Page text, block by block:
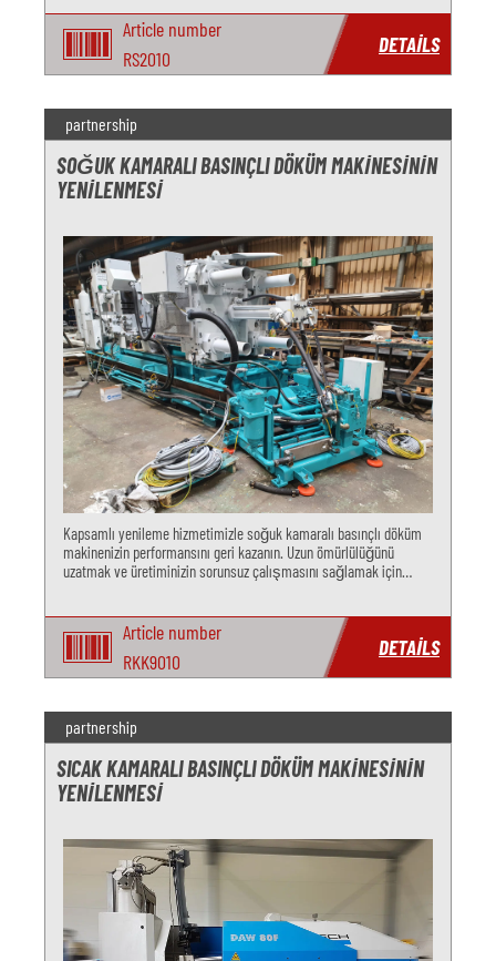
Article number
RS2010
DETAILS
partnership
SOĞUK KAMARALI BASINÇLI DÖKÜM MAKINESININ
YENILENMESI
Kapsamlı yenileme hizmetimizle soğuk kamaralı basınçlı döküm
makinenizin performansını geri kazanın. Uzun ömürlülüğünü
uzatmak ve üretiminizin sorunsuz çalışmasını sağlamak için
Article number
RKK9010
DETAILS
partnership
SICAK KAMARALI BASINÇLI DÖKÜM MAKINESININ
YENILENMESI